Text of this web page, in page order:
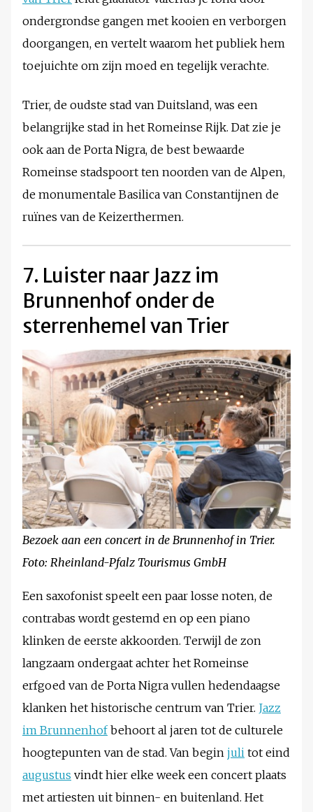
ondergrondse gangen met kooien en verborgen
doorgangen, en vertelt waarom het publiek hem
toejuichte om zijn moed en tegelijk verachte.
Trier, de oudste stad van Duitsland, was een
belangrijke stad in het Romeinse Rijk. Dat zie je
ook aan de Porta Nigra, de best bewaarde
Romeinse stadspoort ten noorden van de Alpen,
de monumentale Basilica van Constantijnen de
ruïnes van de Keizerthermen.
7. Luister naar Jazz im
Brunnenhof onder de
sterrenhemel van Trier
Bezoek aan een concert in de Brunnenhof in Trier.
Foto: Rheinland-Pfalz Tourismus GmbH
Een saxofonist speelt een paar losse noten, de
contrabas wordt gestemd en op een piano
klinken de eerste akkoorden. Terwijl de zon
langzaam ondergaat achter het Romeinse
erfgoed van de Porta Nigra vullen hedendaagse
klanken het historische centrum van Trier. Jazz
im Brunnenhofbehoort al jaren tot de culturele
hoogtepunten van de stad. Van begin juli tot eind
augustus vindt hier elke week een concert plaats
met artiesten uit binnen- en buitenland. Het